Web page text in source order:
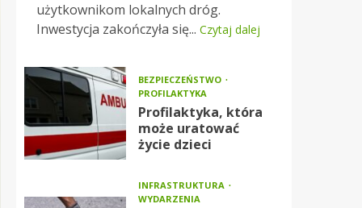
użytkownikom lokalnych dróg.
Inwestycja zakończyła się... Czytaj dalej
BEZPIECZEŃSTWO
PROFILAKTYKA
Profilaktyka, która
może uratować
życie dzieci
INFRASTRUKTURA
WYDARZENIA